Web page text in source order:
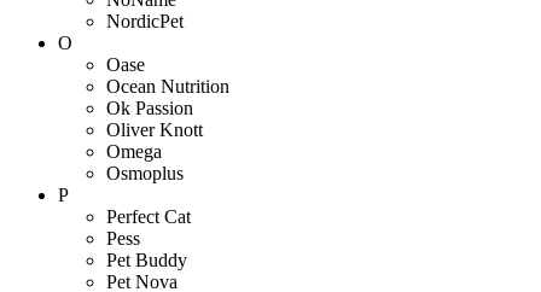
NordicPet
O
Oase
Ocean Nutrition
Ok Passion
Oliver Knott
Omega
Osmoplus
P
Perfect Cat
Pess
Pet Buddy
Pet Nova